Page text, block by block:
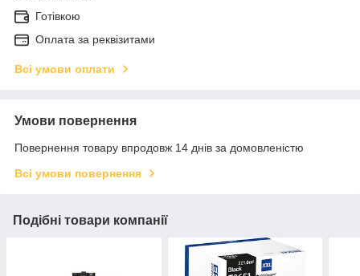
Готівкою
Оплата за реквізитами
Всі умови оплати
Умови повернення
Повернення товару впродовж 14 днів за домовленістю
Всі умови повернення
Подібні товари компанії